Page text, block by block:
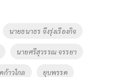
นายธนาธร จึงรุ่งเรืองกิจ
นายศรีสุวรรณ จรรยา
ก้าวไกล ยุบพรรค